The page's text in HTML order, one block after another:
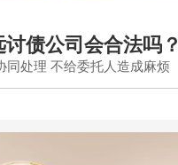
讨债公司会合法吗？
同处理 不给委托人造成麻烦